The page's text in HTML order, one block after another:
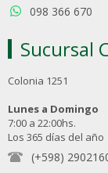
098 366 670
Sucursal
Colonia 1251
Lunes a Domingo
7:00 a 22:00hs.
Los 365 días del año
(+598)